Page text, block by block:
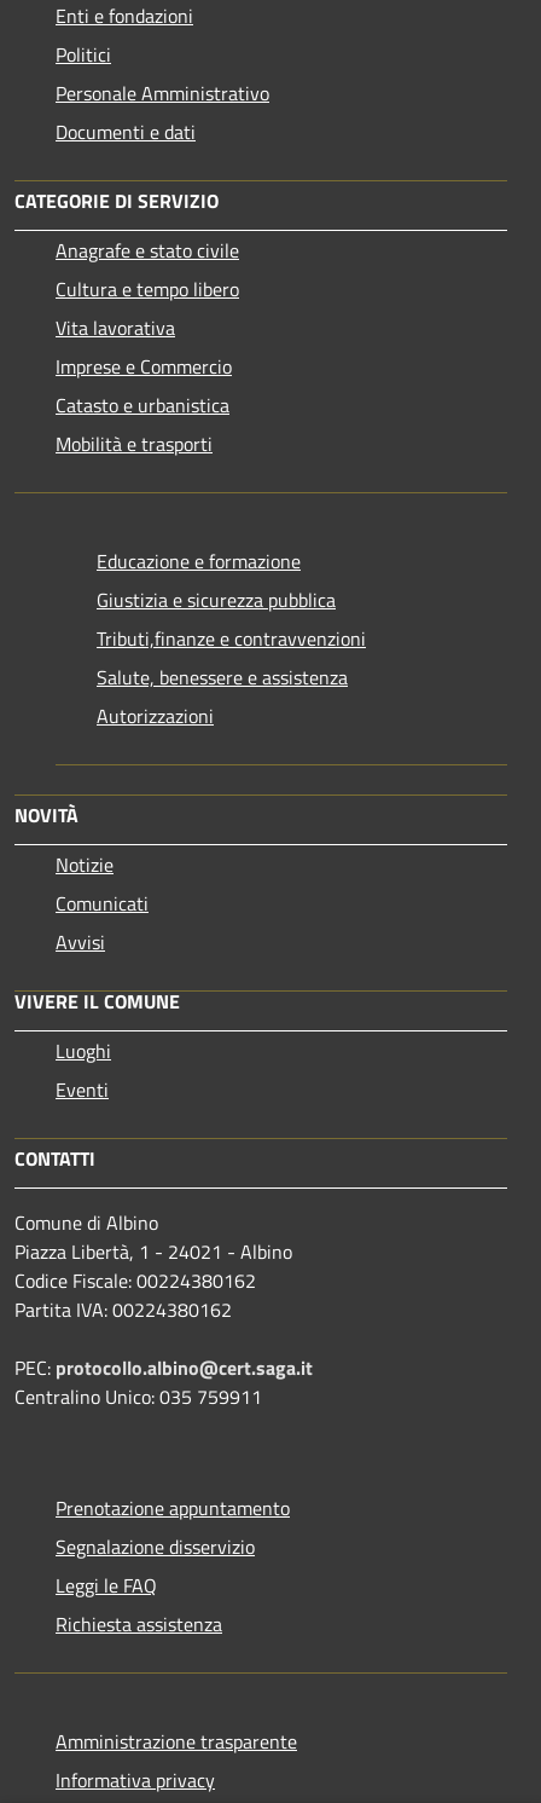
Enti e fondazioni
Politici
Personale Amministrativo
Documenti e dati
CATEGORIE DI SERVIZIO
Anagrafe e stato civile
Cultura e tempo libero
Vita lavorativa
Imprese e Commercio
Catasto e urbanistica
Mobilità e trasporti
Educazione e formazione
Giustizia e sicurezza pubblica
Tributi,finanze e contravvenzioni
Salute, benessere e assistenza
Autorizzazioni
NOVITÀ
Notizie
Comunicati
Avvisi
VIVERE IL COMUNE
Luoghi
Eventi
CONTATTI
Comune di Albino
Piazza Libertà, 1 - 24021 - Albino
Codice Fiscale: 00224380162
Partita IVA: 00224380162
PEC: protocollo.albino@cert.saga.it
Centralino Unico: 035 759911
Prenotazione appuntamento
Segnalazione disservizio
Leggi le FAQ
Richiesta assistenza
Amministrazione trasparente
Informativa privacy